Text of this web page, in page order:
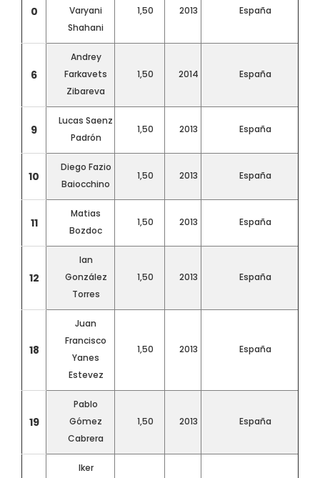
0
Varyani
Shahani
1,50 2013 España
6
Andrey
Farkavets
Zibareva
1,50 2014 España
9
Lucas Saenz
Padrón
1,50 2013 España
10
Diego Fazio
Baiocchino
1,50 2013 España
11
Matias
Bozdoc
1,50 2013 España
12
Ian
González
Torres
1,50 2013 España
18
Juan
Francisco
Yanes
Estevez
1,50 2013 España
19
Pablo
Gómez
Cabrera
1,50 2013 España
Iker